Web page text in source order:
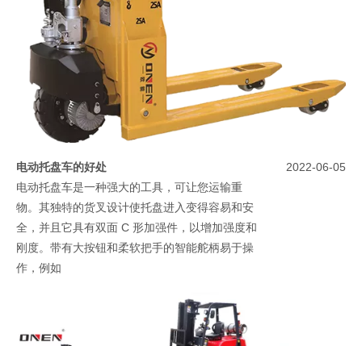
电动托盘车的好处
电动托盘车是一种强大的工具，可让您运输重
物。其独特的货叉设计使托盘进入变得容易和安
全，并且它具有双面 C 形加强件，以增加强度和
刚度。带有大按钮和柔软把手的智能舵柄易于操
作，例如
2022-06-05